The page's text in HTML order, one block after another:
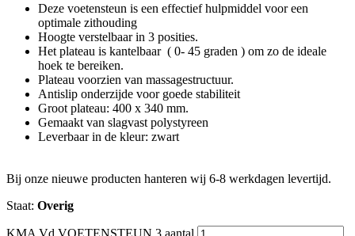
Deze voetensteun is een effectief hulpmiddel voor een
optimale zithouding
Hoogte verstelbaar in 3 posities.
Het plateau is kantelbaar ( 0- 45 graden ) om zo de ideale
hoek te bereiken.
Plateau voorzien van massagestructuur.
Antislip onderzijde voor goede stabiliteit
Groot plateau: 400 x 340 mm.
Gemaakt van slagvast polystyreen
Leverbaar in de kleur: zwart
Bij onze nieuwe producten hanteren wij 6-8 werkdagen levertijd.
Staat: Overig
KMA Vd VOETENSTEUN 3 aantal